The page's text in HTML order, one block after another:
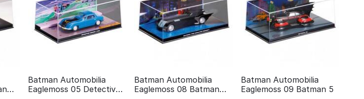
Batman Automobilia
Eaglemoss 05 Detective
Batman Automobilia
Eaglemoss 08 Batman
Batman Automobilia
Eaglemoss 09 Batman 5